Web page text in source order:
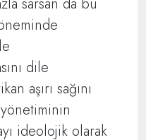
dile
aşırı sağını
ideolojik olarak